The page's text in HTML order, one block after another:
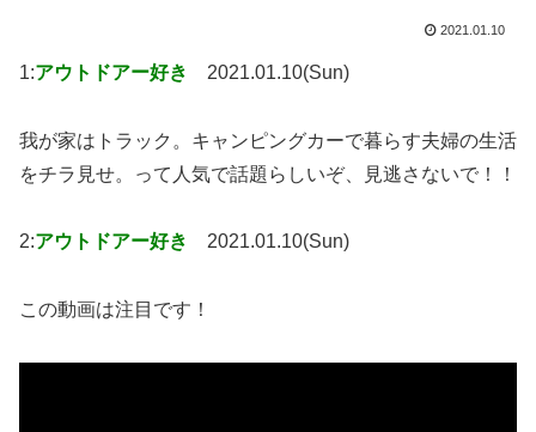
2021.01.10
1:アウトドアー好き 2021.01.10(Sun)
我が家はトラック。キャンピングカーで暮らす夫婦の生活
をチラ見せ。って人気で話題らしいぞ、見逃さないで！！
2:アウトドアー好き 2021.01.10(Sun)
この動画は注目です！